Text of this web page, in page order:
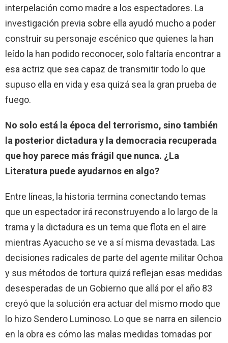
interpelación como madre a los espectadores. La
investigación previa sobre ella ayudó mucho a poder
construir su personaje escénico que quienes la han
leído la han podido reconocer, solo faltaría encontrar a
esa actriz que sea capaz de transmitir todo lo que
supuso ella en vida y esa quizá sea la gran prueba de
fuego.
No solo está la época del terrorismo, sino también
la posterior dictadura y la democracia recuperada
que hoy parece más frágil que nunca. ¿La
Literatura puede ayudarnos en algo?
Entre líneas, la historia termina conectando temas
que un espectador irá reconstruyendo a lo largo de la
trama y la dictadura es un tema que flota en el aire
mientras Ayacucho se ve a sí misma devastada. Las
decisiones radicales de parte del agente militar Ochoa
y sus métodos de tortura quizá reflejan esas medidas
desesperadas de un Gobierno que allá por el año 83
creyó que la solución era actuar del mismo modo que
lo hizo Sendero Luminoso. Lo que se narra en silencio
en la obra es cómo las malas medidas tomadas por